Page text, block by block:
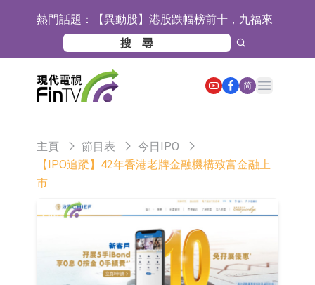
熱門話題： 【異動股】港股跌幅榜前十，九福來
(08611.HK)跌21.43%，天瑞汽車内飾
(06162.HK)跌18.44%
【異動股】港股漲幅榜前十，佳明集
團控股(01271.HK)漲+78.22%，拿森
科技(02261.HK)漲+64.11%
斯迪克：公司為國內摺疊屏核心功能
材料供應商
恒瑞醫藥：公司已在中國獲批上市26
目標客戶的測試認證
上期所：7月份對11個實際控制關系
江總部物業服務項目
亞太股份：公司是零跑汽車和
Stellantis集團的供應商
理工雷科面向邊緣AI場景推出"山
海"系列智算模組 系列產品基於國產
【異動股】醫療研發外包板塊拉升，
简
Open main menu
主頁 節目表
今日IPO
【IPO追蹤】42年香港老牌金融機構致富金融上
市